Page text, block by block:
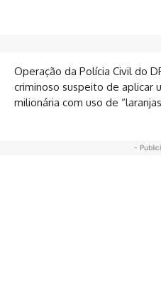
Operação da Polícia Civil do
criminoso suspeito de aplicar
milionária com uso de
-